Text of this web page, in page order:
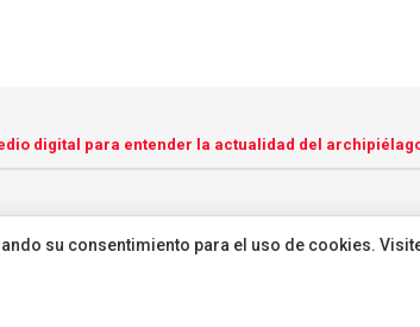
digital para entender la actualidad del
su consentimiento para el uso de cookies.